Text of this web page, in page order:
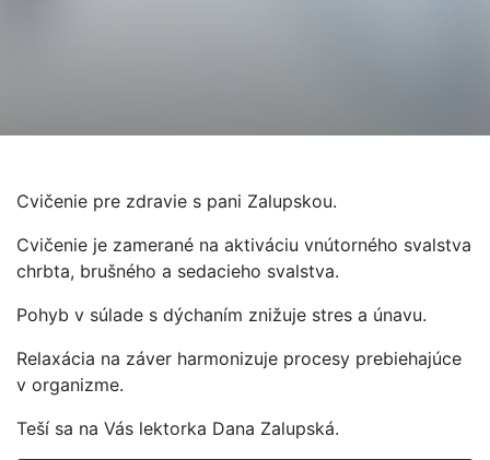
Cvičenie pre zdravie s pani Zalupskou.
Cvičenie je zamerané na aktiváciu vnútorného svalstva
chrbta, brušného a sedacieho svalstva.
Pohyb v súlade s dýchaním znižuje stres a únavu.
Relaxácia na záver harmonizuje procesy prebiehajúce
v organizme.
Teší sa na Vás lektorka Dana Zalupská.